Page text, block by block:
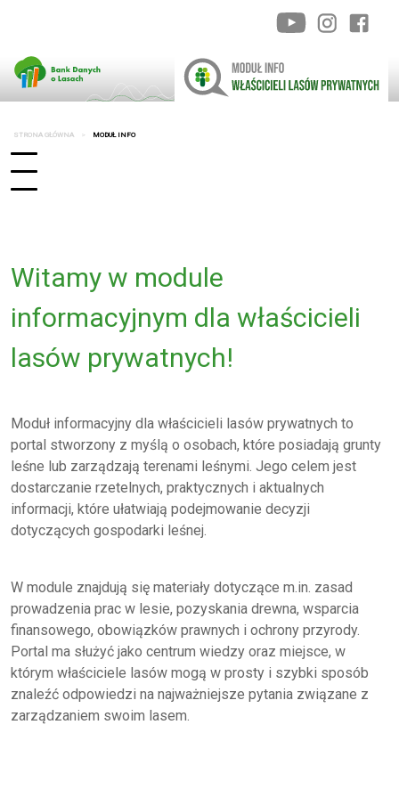
STRONA GŁÓWNA MODUŁ INFO
Witamy w module
informacyjnym dla właścicieli
lasów prywatnych!
Moduł informacyjny dla właścicieli lasów prywatnych to
portal stworzony z myślą o osobach, które posiadają grunty
leśne lub zarządzają terenami leśnymi. Jego celem jest
dostarczanie rzetelnych, praktycznych i aktualnych
informacji, które ułatwiają podejmowanie decyzji
dotyczących gospodarki leśnej.
W module znajdują się materiały dotyczące m.in. zasad
prowadzenia prac w lesie, pozyskania drewna, wsparcia
finansowego, obowiązków prawnych i ochrony przyrody.
Portal ma służyć jako centrum wiedzy oraz miejsce, w
którym właściciele lasów mogą w prosty i szybki sposób
znaleźć odpowiedzi na najważniejsze pytania związane z
zarządzaniem swoim lasem.